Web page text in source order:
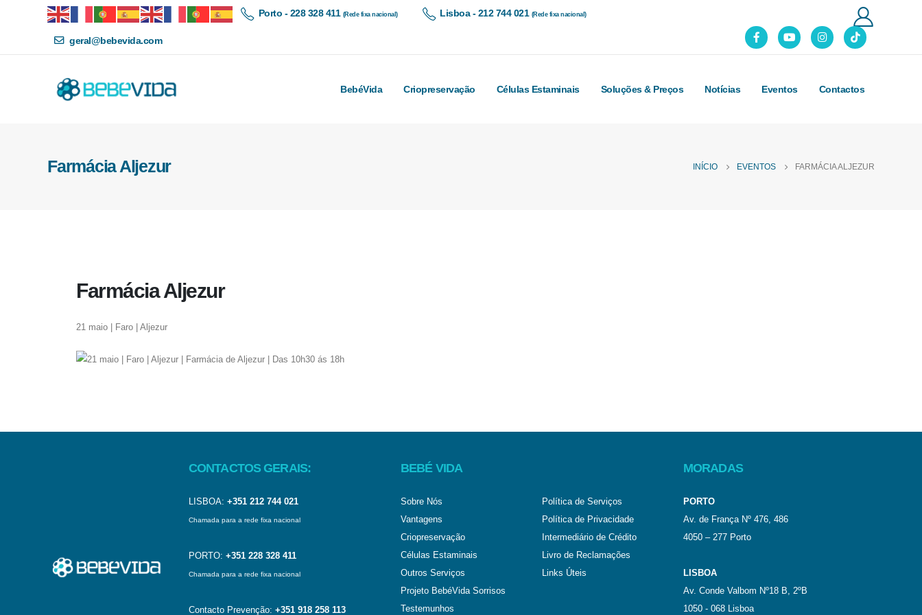
Porto - 228 328 411 (Rede fixa nacional) Lisboa - 212 744 021 (Rede fixa nacional)
geral@bebevida.com
BebéVida Criopreservação Células Estaminais Soluções & Preços Notícias Eventos Contactos
Farmácia Aljezur INÍCIO EVENTOS FARMÁCIA ALJEZUR
Farmácia Aljezur
21 maio | Faro | Aljezur
CONTACTOS GERAIS:
LISBOA: +351 212 744 021
Chamada para a rede fixa nacional
PORTO: +351 228 328 411
Chamada para a rede fixa nacional
Contacto Prevenção: +351 918 258 113
BEBÉ VIDA
Sobre Nós
Vantagens
Criopreservação
Células Estaminais
Outros Serviços
Projeto BebéVida Sorrisos
Testemunhos
Política de Serviços
Política de Privacidade
Intermediário de Crédito
Livro de Reclamações
Links Úteis
MORADAS
PORTO
Av. de França Nº 476, 486
4050 – 277 Porto
LISBOA
Av. Conde Valbom Nº18 B, 2ºB
1050 - 068 Lisboa